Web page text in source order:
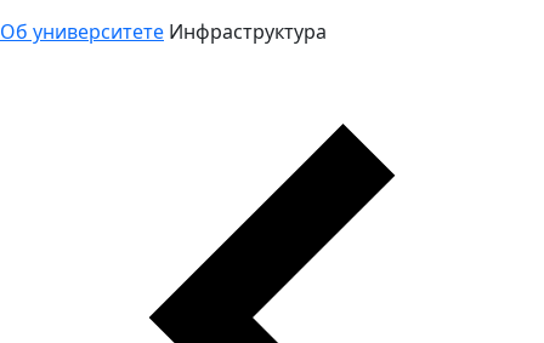
Об университете Инфраструктура